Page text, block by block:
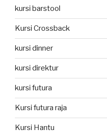
kursi barstool
Kursi Crossback
kursi dinner
kursi direktur
kursi futura
Kursi futura raja
Kursi Hantu